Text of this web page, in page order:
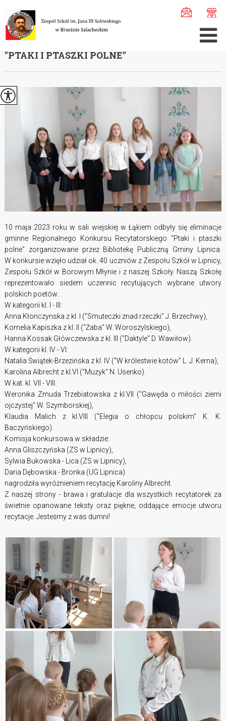
Regionalny Konkurs R ...
REGIONALNY KONKURS RECYTATORSKI
''PTAKI I PTASZKI POLNE''
10 maja 2023 roku w sali wiejskiej w Łąkiem odbyły się eliminacje
gminne Regionalnego Konkursu Recytatorskiego "Ptaki i ptaszki
polne" zorganizowane przez Bibliotekę Publiczną Gminy Lipnica.
W konkursie wzięło udział ok. 40 uczniów z Zespołu Szkół w Lipnicy,
Zespołu Szkół w Borowym Młynie i z naszej Szkoły. Naszą Szkołę
reprezentowało siedem uczennic recytujących wybrane utwory
polskich poetów:
W kategorii kl. I - III:
Anna Kłonczynska z kl. I ("Smuteczki znad rzeczki" J. Brzechwy),
Kornelia Kapiszka z kl. II ("Żaba" W. Woroszylskiego),
Hanna Kossak Główczewska z kl. III ("Daktyle" D. Wawiłow).
W kategorii kl. IV - VI:
Natalia Świątek-Brzezińska z kl. IV ("W królestwie kotów" L. J. Kerna),
Karolina Albrecht z kl.VI ("Muzyk" N. Usenko).
W kat. kl. VII - VIII:
Weronika Zmuda Trzebiatowska z kl.VII ("Gawęda o miłości ziemi
ojczystej" W. Szymborskiej),
Klaudia Malich z kl.VIII ("Elegia o chłopcu polskim" K. K.
Baczyńskiego).
Komisja konkursowa w składzie:
Anna Gliszczyńska (ZS w Lipnicy),
Sylwia Bukowska - Lica (ZS w Lipnicy),
Daria Dębowska - Bronka (UG Lipnica)
nagrodziła wyróżnieniem recytację Karoliny Albrecht.
Z naszej strony - brawa i gratulacje dla wszystkich recytatorek za
świetnie opanowane teksty oraz piękne, oddające emocje utworu
recytacje. Jesteśmy z was dumni!